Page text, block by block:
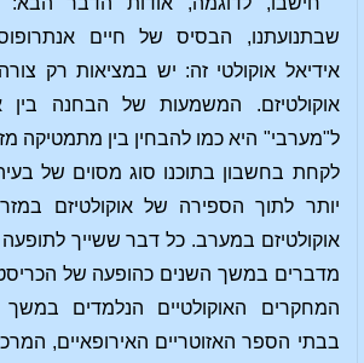
שבתנועתנו, הבסיס של חיים
אידיאל אוקולטי זה: יש במציאות רק
אוקולטיזם. המשמעות של הבחנה בין
ל"מערבי" היא כמו להבחין בין מתמטיקה
לקחת בחשבון בתוכנו סוג מסוים של
יותר לתוך הספירה של אוקולטיזם
אוקולטיזם במערב. כל דבר ששייך
מדברים במשך השנים כהופעה של
המחקרים האוקולטיים הנלמדים
בבתי הספר האזוטריים האירופאיים,